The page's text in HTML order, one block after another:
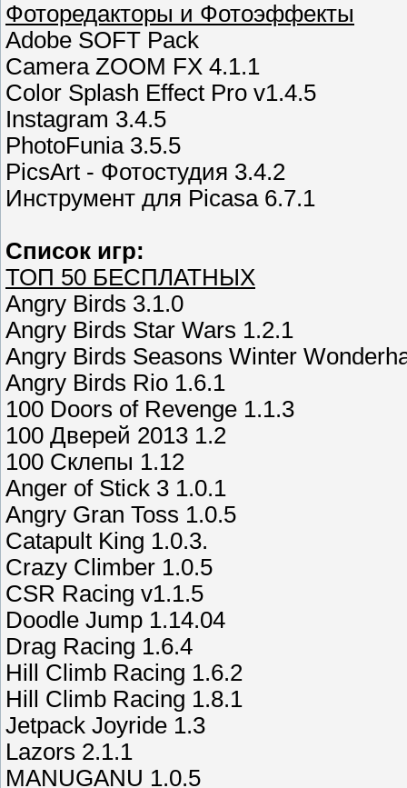
Фоторедакторы и Фотоэффекты
Adobe SOFT Pack
Camera ZOOM FX 4.1.1
Color Splash Effect Pro v1.4.5
Instagram 3.4.5
PhotoFunia 3.5.5
PicsArt - Фотостудия 3.4.2
Инструмент для Picasa 6.7.1
Список игр:
ТОП 50 БЕСПЛАТНЫХ
Angry Birds 3.1.0
Angry Birds Star Wars 1.2.1
Angry Birds Seasons Winter
Angry Birds Rio 1.6.1
100 Doors of Revenge 1.1.3
100 Дверей 2013 1.2
100 Склепы 1.12
Anger of Stick 3 1.0.1
Angry Gran Toss 1.0.5
Catapult King 1.0.3.
Crazy Climber 1.0.5
CSR Racing v1.1.5
Doodle Jump 1.14.04
Drag Racing 1.6.4
Hill Climb Racing 1.6.2
Hill Climb Racing 1.8.1
Jetpack Joyride 1.3
Lazors 2.1.1
MANUGANU 1.0.5